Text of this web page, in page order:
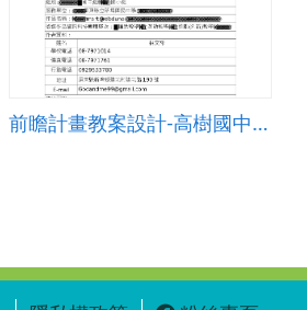
前瞻計畫教案設計-高樹國中「資訊科技」報名表含教案及成果照片